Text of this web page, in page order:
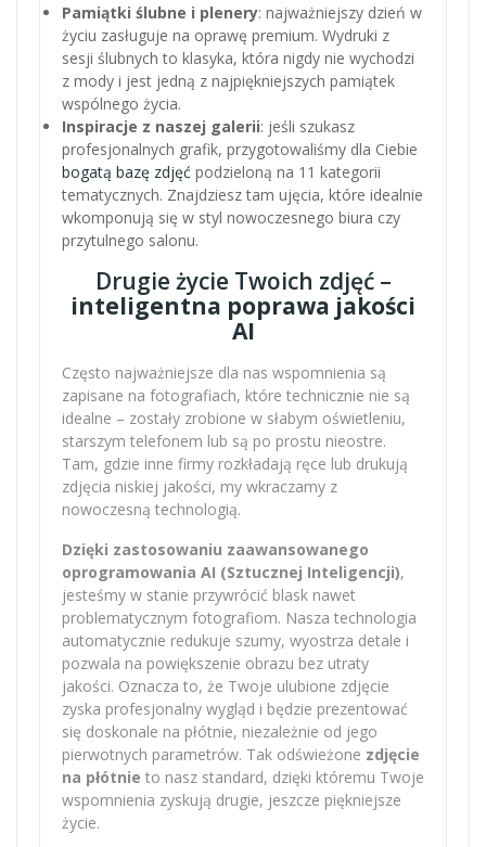
Pamiątki ślubne i plenery: najważniejszy dzień w
życiu zasługuje na oprawę premium. Wydruki z
sesji ślubnych to klasyka, która nigdy nie wychodzi
z mody i jest jedną z najpiękniejszych pamiątek
wspólnego życia.
Inspiracje z naszej galerii: jeśli szukasz
profesjonalnych grafik, przygotowaliśmy dla Ciebie
bogatą bazę zdjęć podzieloną na 11 kategorii
tematycznych. Znajdziesz tam ujęcia, które idealnie
wkomponują się w styl nowoczesnego biura czy
przytulnego salonu.
Drugie życie Twoich zdjęć –
inteligentna poprawa jakości
AI
Często najważniejsze dla nas wspomnienia są
zapisane na fotografiach, które technicznie nie są
idealne – zostały zrobione w słabym oświetleniu,
starszym telefonem lub są po prostu nieostre.
Tam, gdzie inne firmy rozkładają ręce lub drukują
zdjęcia niskiej jakości, my wkraczamy z
nowoczesną technologią.
Dzięki zastosowaniu zaawansowanego
oprogramowania AI (Sztucznej Inteligencji),
jesteśmy w stanie przywrócić blask nawet
problematycznym fotografiom. Nasza technologia
automatycznie redukuje szumy, wyostrza detale i
pozwala na powiększenie obrazu bez utraty
jakości. Oznacza to, że Twoje ulubione zdjęcie
zyska profesjonalny wygląd i będzie prezentować
się doskonale na płótnie, niezależnie od jego
pierwotnych parametrów. Tak odświeżone zdjęcie
na płótnie to nasz standard, dzięki któremu Twoje
wspomnienia zyskują drugie, jeszcze piękniejsze
życie.